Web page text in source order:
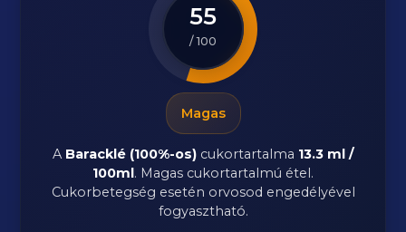
55
/ 100
Magas
A Baracklé (100%-os)cukortartalma 13.3 ml /
100ml. Magas cukortartalmú étel.
Cukorbetegség esetén orvosod engedélyével
fogyasztható.